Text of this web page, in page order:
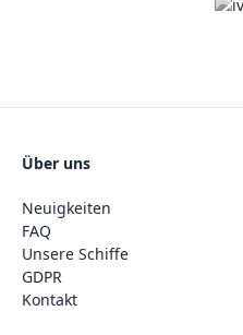
Über uns
Neuigkeiten
FAQ
Unsere Schiffe
GDPR
Kontakt